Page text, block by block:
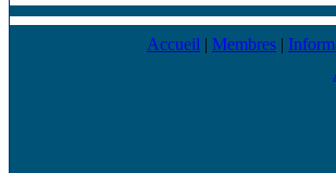
Accueil | Membres |